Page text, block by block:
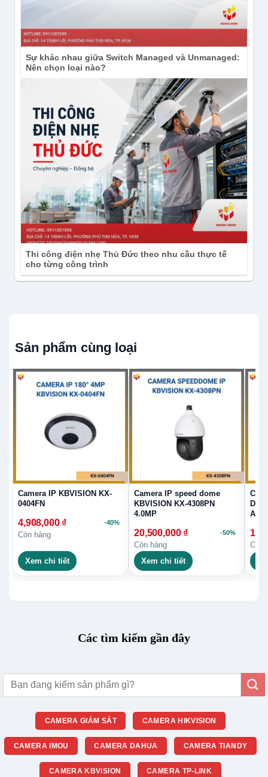
Sự khác nhau giữa Switch Managed và Unmanaged:
Nên chọn loại nào?
Thi công điện nhẹ Thủ Đức theo nhu cầu thực tế
cho từng công trình
Sản phẩm cùng loại
Camera IP KBVISION KX-
0404FN
4,908,000 ₫ -40%
Còn hàng
Xem chi tiết
Camera IP speed dome
KBVISION KX-4308PN
4.0MP
20,500,000 ₫ -50%
Còn hàng
Xem chi tiết
A42F
Còn
Các tìm kiếm gần đây
Tìm
kiếm:
CAMERA GIÁM SÁT CAMERA HIKVISION
CAMERA IMOU CAMERA DAHUA CAMERA TIANDY
CAMERA KBVISION CAMERA TP-LINK